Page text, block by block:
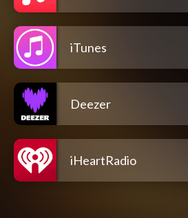
iTunes
Deezer
iHeartRadio